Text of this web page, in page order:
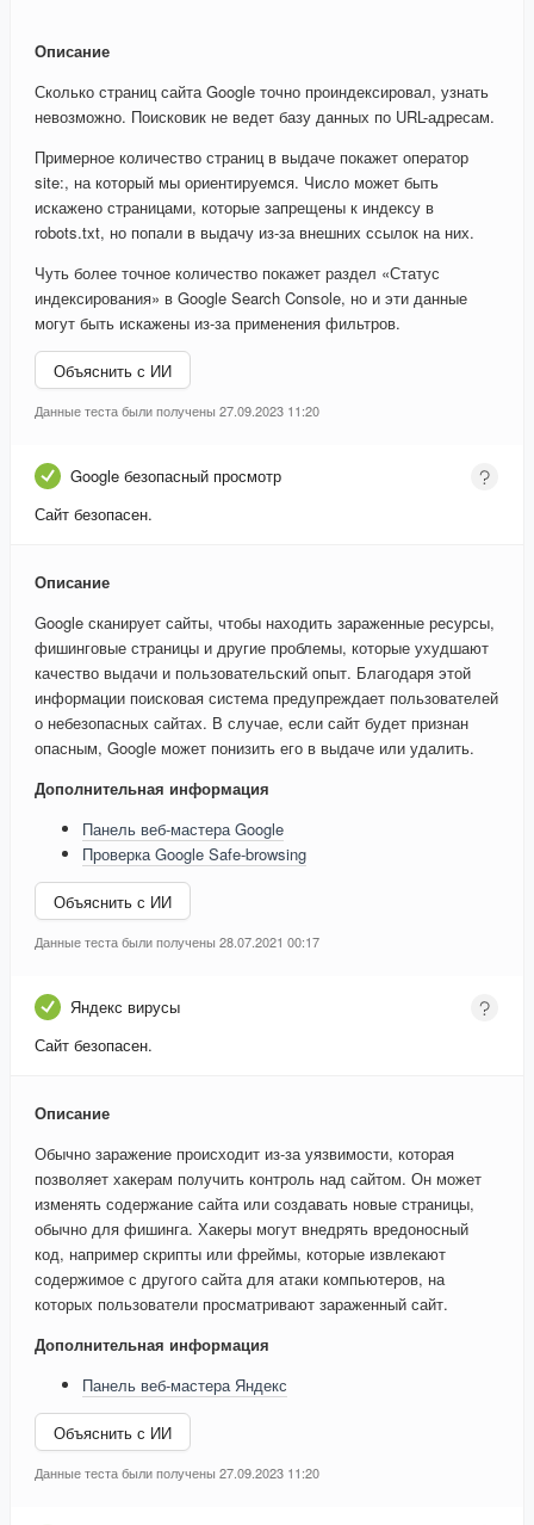
Описание
Сколько страниц сайта Google точно проиндексировал, узнать
невозможно. Поисковик не ведет базу данных по URL-адресам.
Примерное количество страниц в выдаче покажет оператор
site:, на который мы ориентируемся. Число может быть
искажено страницами, которые запрещены к индексу в
robots.txt, но попали в выдачу из-за внешних ссылок на них.
Чуть более точное количество покажет раздел «Статус
индексирования» в Google Search Console, но и эти данные
могут быть искажены из-за применения фильтров.
Объяснить с ИИ
Данные теста были получены 27.09.2023 11:20
Google безопасный просмотр
Сайт безопасен.
Описание
Google сканирует сайты, чтобы находить зараженные ресурсы,
фишинговые страницы и другие проблемы, которые ухудшают
качество выдачи и пользовательский опыт. Благодаря этой
информации поисковая система предупреждает пользователей
о небезопасных сайтах. В случае, если сайт будет признан
опасным, Google может понизить его в выдаче или удалить.
Дополнительная информация
Панель веб-мастера Google
Проверка Google Safe-browsing
Объяснить с ИИ
Данные теста были получены 28.07.2021 00:17
Яндекс вирусы
Сайт безопасен.
Описание
Обычно заражение происходит из-за уязвимости, которая
позволяет хакерам получить контроль над сайтом. Он может
изменять содержание сайта или создавать новые страницы,
обычно для фишинга. Хакеры могут внедрять вредоносный
код, например скрипты или фреймы, которые извлекают
содержимое с другого сайта для атаки компьютеров, на
которых пользователи просматривают зараженный сайт.
Дополнительная информация
Панель веб-мастера Яндекс
Объяснить с ИИ
Данные теста были получены 27.09.2023 11:20